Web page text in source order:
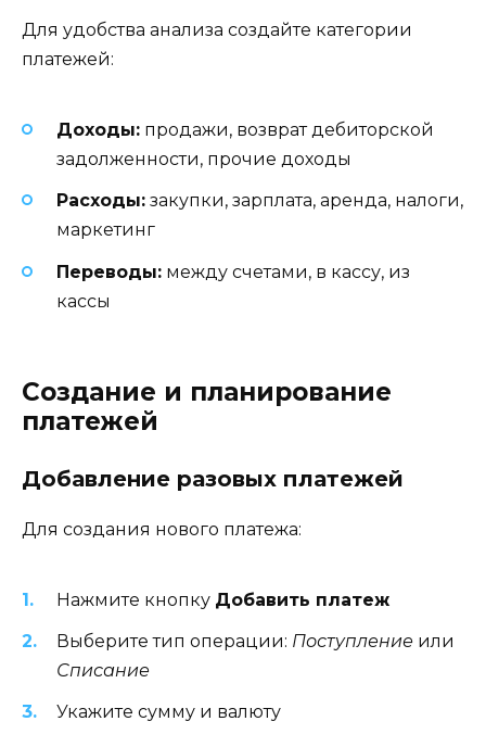
Для удобства анализа создайте категории
платежей:
Доходы: продажи, возврат дебиторской
задолженности, прочие доходы
Расходы: закупки, зарплата, аренда, налоги,
маркетинг
Переводы: между счетами, в кассу, из
кассы
Создание и планирование
платежей
Добавление разовых платежей
Для создания нового платежа:
Нажмите кнопку Добавить платеж
Выберите тип операции: Поступление или
Списание
Укажите сумму и валюту